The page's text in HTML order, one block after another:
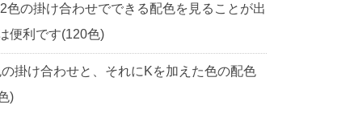
色の掛け合わせでできる配色を見ることが出
便利です(120色)
の掛け合わせと、それにKを加えた色の配色
)